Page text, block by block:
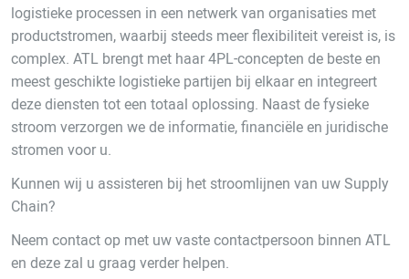
logistieke processen in een netwerk van organisaties met
productstromen, waarbij steeds meer flexibiliteit vereist is, is
complex. ATL brengt met haar 4PL-concepten de beste en
meest geschikte logistieke partijen bij elkaar en integreert
deze diensten tot een totaal oplossing. Naast de fysieke
stroom verzorgen we de informatie, financiële en juridische
stromen voor u.
Kunnen wij u assisteren bij het stroomlijnen van uw Supply
Chain?
Neem contact op met uw vaste contactpersoon binnen ATL
en deze zal u graag verder helpen.